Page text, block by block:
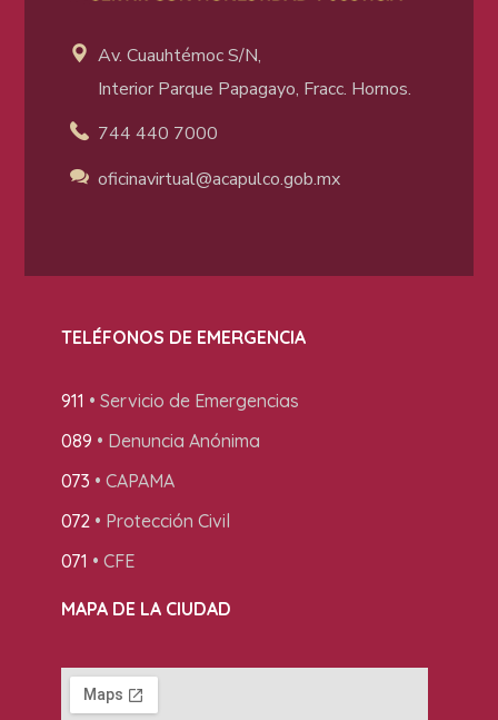
Av. Cuauhtémoc S/N,
Interior Parque Papagayo, Fracc. Hornos.
744 440 7000
oficinavirtual@acapulco.gob.mx
TELÉFONOS DE EMERGENCIA
911 • Servicio de Emergencias
089 • Denuncia Anónima
073 • CAPAMA
072 • Protección Civil
071 • CFE
MAPA DE LA CIUDAD